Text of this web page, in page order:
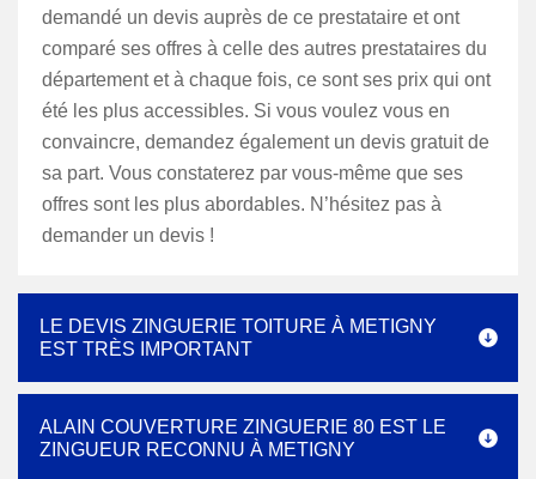
demandé un devis auprès de ce prestataire et ont
comparé ses offres à celle des autres prestataires du
département et à chaque fois, ce sont ses prix qui ont
été les plus accessibles. Si vous voulez vous en
convaincre, demandez également un devis gratuit de
sa part. Vous constaterez par vous-même que ses
offres sont les plus abordables. N’hésitez pas à
demander un devis !
LE DEVIS ZINGUERIE TOITURE À METIGNY
EST TRÈS IMPORTANT
ALAIN COUVERTURE ZINGUERIE 80 EST LE
ZINGUEUR RECONNU À METIGNY